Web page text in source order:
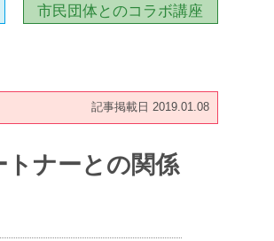
市民団体とのコラボ講座
記事掲載日 2019.01.08
ナーとの関係